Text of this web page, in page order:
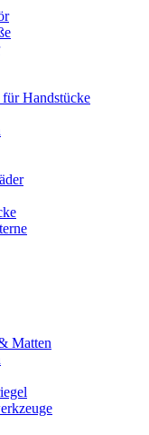
Handstücke
Matten